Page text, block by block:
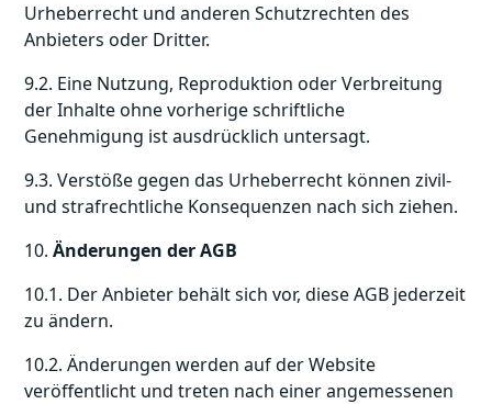
Urheberrecht und anderen Schutzrechten des
Anbieters oder Dritter.
9.2. Eine Nutzung, Reproduktion oder Verbreitung
der Inhalte ohne vorherige schriftliche
Genehmigung ist ausdrücklich untersagt.
9.3. Verstöße gegen das Urheberrecht können zivil-
und strafrechtliche Konsequenzen nach sich ziehen.
10.Änderungen der AGB
10.1. Der Anbieter behält sich vor, diese AGB jederzeit
zu ändern.
10.2. Änderungen werden auf der Website
veröffentlicht und treten nach einer angemessenen